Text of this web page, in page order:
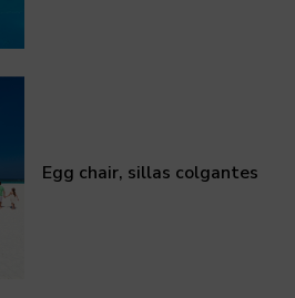
Egg chair, sillas colgantes